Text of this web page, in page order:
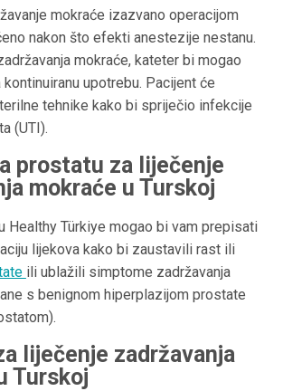
mokraće izazvano operacijom
nakon što efekti anestezije nestanu.
mokraće, kateter bi mogao
upotrebu. Pacijent će
tehnike kako bi spriječio infekcije
(UTI).
prostatu za liječenje
mokraće u Turskoj
Healthy Türkiye mogao bi vam prepisati
lijekova kako bi zaustavili rast ili
ili ublažili simptome zadržavanja
s benignom hiperplazijom prostate
liječenje zadržavanja
Turskoj